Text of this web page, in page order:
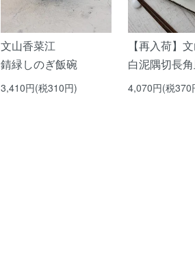
文山香菜江
錆緑しのぎ飯碗
3,410円(税310円)
【再入荷】
白泥隅切長角
4,070円(税370